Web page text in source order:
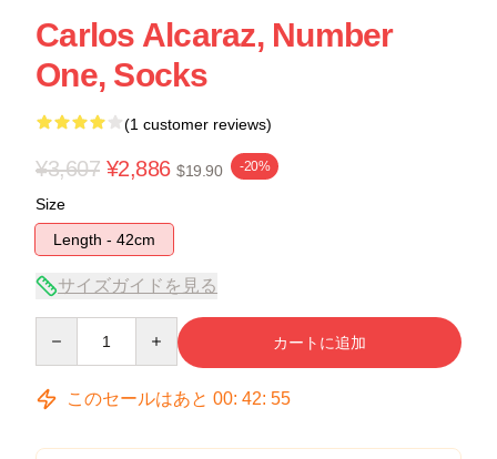
Carlos Alcaraz, Number
One, Socks
(1 customer reviews)
¥3,607 ¥2,886 $19.90 -20%
Size
Length - 42cm
サイズガイドを見る
カートに追加
このセールはあと 00: 42: 54